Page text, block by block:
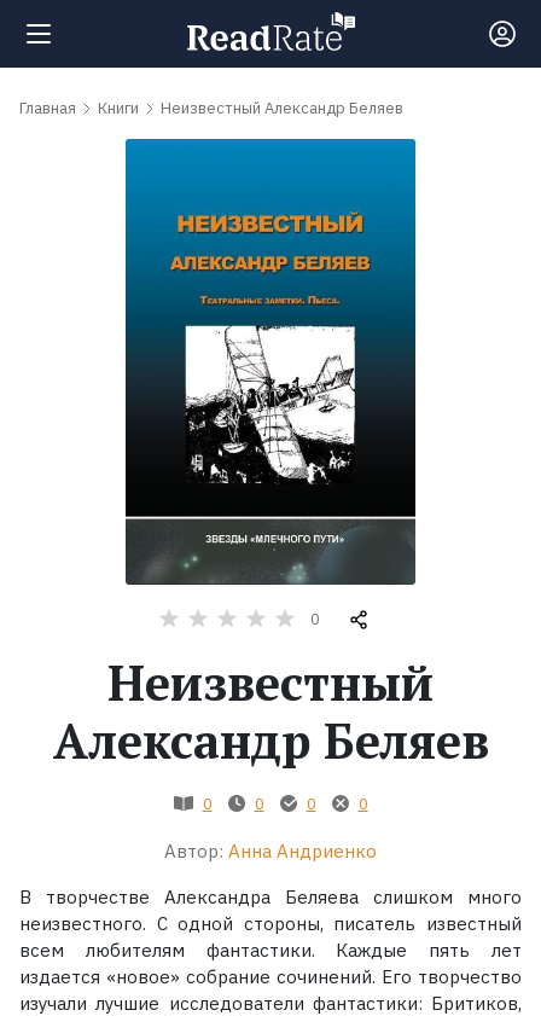
Поиск
Экранизации
Главная Книги Неизвестный Александр Беляев
0
Неизвестный
Александр Беляев
0 0 0 0
Автор: Анна Андриенко
В творчестве Александра Беляева слишком много
неизвестного. С одной стороны, писатель известный
всем любителям фантастики. Каждые пять лет
издается «новое» собрание сочинений. Его творчество
изучали лучшие исследователи фантастики: Бритиков,